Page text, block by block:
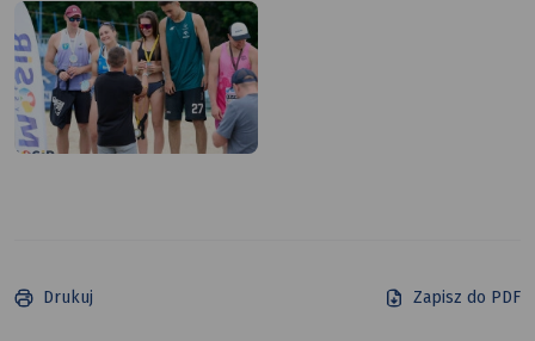
Wręczenie
medali
podczas
Finału
IX
Otwartych
Mistrzostw
Drukuj Zapisz do PDF